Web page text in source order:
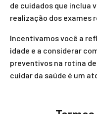
de cuidados que inclua
realização dos exames
Incentivamos você a
idade e a considerar
preventivos na rotina
cuidar da saúde é um